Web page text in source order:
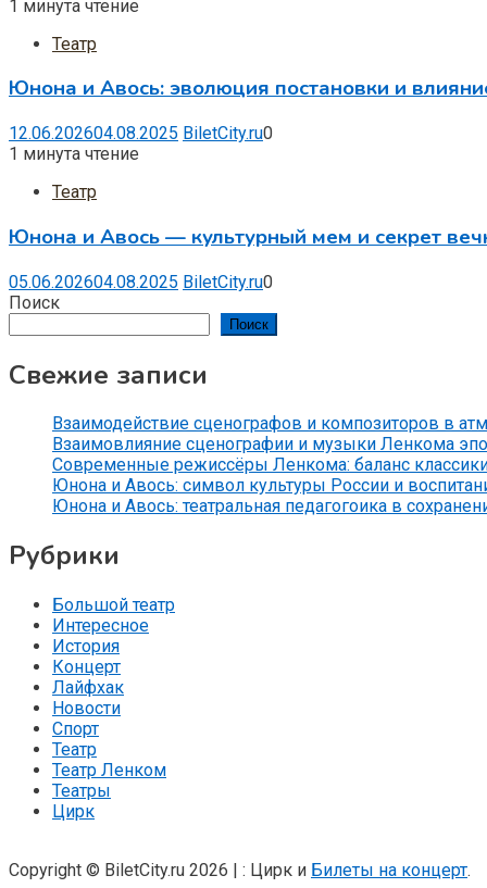
1 минута чтение
Театр
Юнона и Авось: эволюция постановки и
12.06.202604.08.2025 BiletCity.ru0
1 минута чтение
Театр
Юнона и Авось — культурный мем и секрет
05.06.202604.08.2025 BiletCity.ru0
Поиск
Поиск
Свежие записи
Взаимодействие сценографов и композиторов в
Взаимовлияние сценографии и музыки Ленкома
Современные режиссёры Ленкома: баланс
Юнона и Авось: символ культуры России и
Юнона и Авось: театральная педагогоика в
Рубрики
Большой театр
Интересное
История
Концерт
Лайфхак
Новости
Спорт
Театр
Театр Ленком
Театры
Цирк
Copyright © BiletCity.ru 2026 : Цирк и Билеты на концерт.